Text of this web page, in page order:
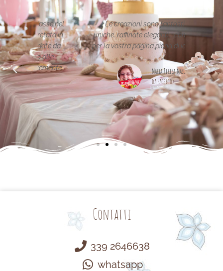
nel
in
da
alle
Le creazioni sono fantastiche e
uniche..raffinate eleganti....complimenti
per la vostra pagina,piena di idee!grazie
Maria Teresa Masela
da Facebook
Contatti
339 2646638
whatsapp